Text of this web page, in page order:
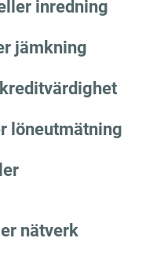
inredning
jämkning
löneutmätning
nätverk